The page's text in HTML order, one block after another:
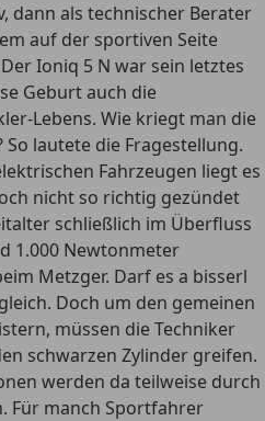
dann als technischer Berater
auf der sportiven Seite
Ioniq 5 N war sein letztes
Geburt auch die
Lebens. Wie kriegt man die
lautete die Fragestellung.
Fahrzeugen liegt es
nicht so richtig gezündet
schließlich im Überfluss
1.000 Newtonmeter
Metzger. Darf es a bisserl
Doch um den gemeinen
müssen die Techniker
schwarzen Zylinder greifen.
werden da teilweise durch
Für manch Sportfahrer